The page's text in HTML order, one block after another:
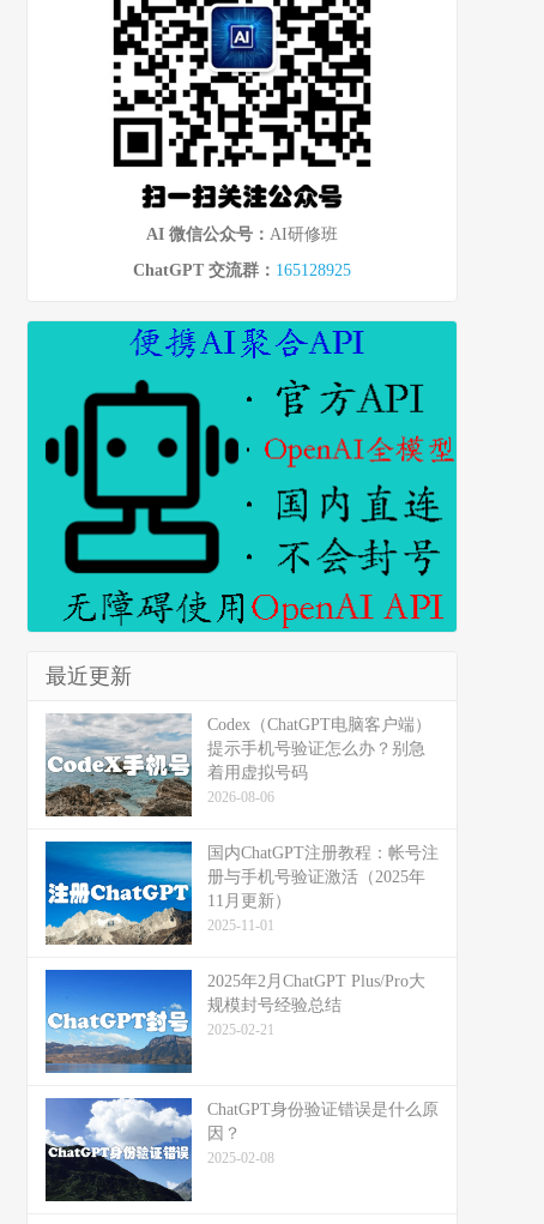
AI 微信公众号： AI研修班
ChatGPT 交流群： 165128925
最近更新
Codex（ChatGPT电脑客户端）
提示手机号验证怎么办？别急
着用虚拟号码
2026-08-06
国内ChatGPT注册教程：帐号注
册与手机号验证激活（2025年
11月更新）
2025-11-01
2025年2月ChatGPT Plus/Pro大
规模封号经验总结
2025-02-21
ChatGPT身份验证错误是什么原
因？
2025-02-08